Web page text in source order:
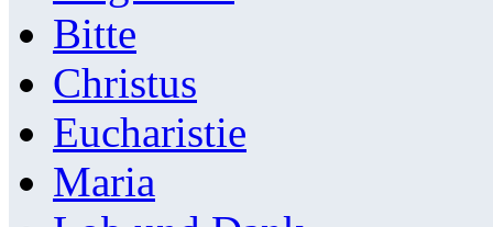
Bitte
Christus
Eucharistie
Maria